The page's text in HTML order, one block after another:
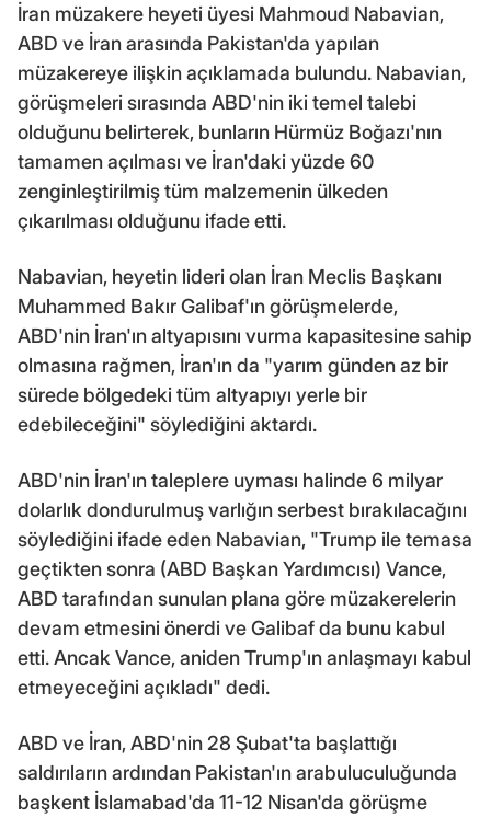
İran müzakere heyeti üyesi Mahmoud Nabavian,
ABD ve İran arasında Pakistan'da yapılan
müzakereye ilişkin açıklamada bulundu. Nabavian,
görüşmeleri sırasında ABD'nin iki temel talebi
olduğunu belirterek, bunların Hürmüz Boğazı'nın
tamamen açılması ve İran'daki yüzde 60
zenginleştirilmiş tüm malzemenin ülkeden
çıkarılması olduğunu ifade etti.
Nabavian, heyetin lideri olan İran Meclis Başkanı
Muhammed Bakır Galibaf'ın görüşmelerde,
ABD'nin İran'ın altyapısını vurma kapasitesine sahip
olmasına rağmen, İran'ın da "yarım günden az bir
sürede bölgedeki tüm altyapıyı yerle bir
edebileceğini" söylediğini aktardı.
ABD'nin İran'ın taleplere uyması halinde 6 milyar
dolarlık dondurulmuş varlığın serbest bırakılacağını
söylediğini ifade eden Nabavian, "Trump ile temasa
geçtikten sonra (ABD Başkan Yardımcısı) Vance,
ABD tarafından sunulan plana göre müzakerelerin
devam etmesini önerdi ve Galibaf da bunu kabul
etti. Ancak Vance, aniden Trump'ın anlaşmayı kabul
etmeyeceğini açıkladı" dedi.
ABD ve İran, ABD'nin 28 Şubat'ta başlattığı
saldırıların ardından Pakistan'ın arabuluculuğunda
başkent İslamabad'da 11-12 Nisan'da görüşme